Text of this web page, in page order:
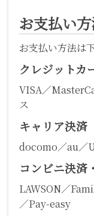
お支払い
お支払い方法は
クレジットカ
VISA／
ス
キャリア決済
docomo／au／
コンビニ決済
LAWSON／
／Pay-easy